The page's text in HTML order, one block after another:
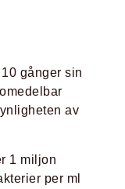
gånger sin
av
1 miljon
per ml